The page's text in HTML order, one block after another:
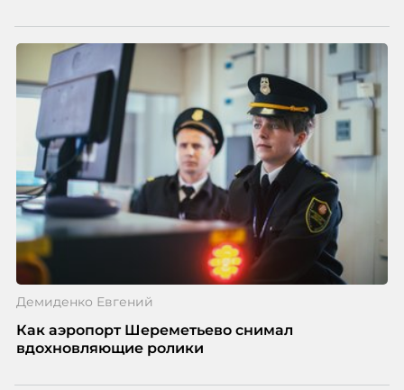
Демиденко Евгений
Как аэропорт Шереметьево снимал
вдохновляющие ролики